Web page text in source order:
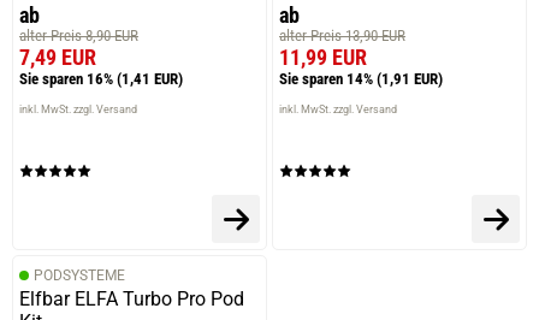
ab
alter Preis 8,90 EUR
7,49 EUR
Sie sparen 16% (1,41 EUR)
inkl. MwSt. zzgl. Versand
ab
alter Preis 13,90 EUR
11,99 EUR
Sie sparen 14% (1,91 EUR)
inkl. MwSt. zzgl. Versand
PODSYSTEME
Elfbar ELFA Turbo Pro Pod